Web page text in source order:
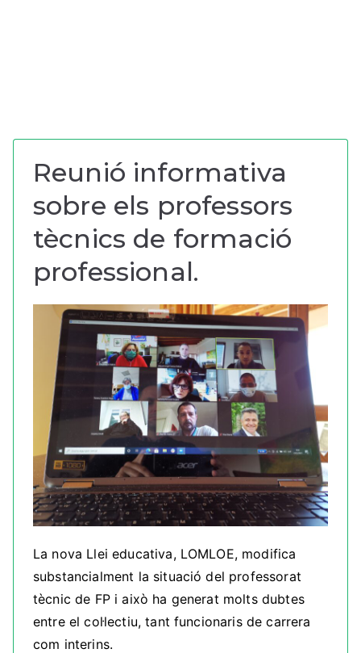
Reunió informativa
sobre els professors
tècnics de formació
professional.
La nova Llei educativa, LOMLOE, modifica
substancialment la situació del professorat
tècnic de FP i això ha generat molts dubtes
entre el col·lectiu, tant funcionaris de carrera
com interins.